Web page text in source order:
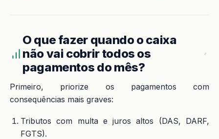
O que fazer quando o caixa
não vai cobrir todos os
pagamentos do mês?
Primeiro, priorize os pagamentos com
consequências mais graves:
Tributos com multa e juros altos (DAS, DARF,
FGTS).